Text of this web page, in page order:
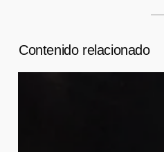
Contenido relacionado